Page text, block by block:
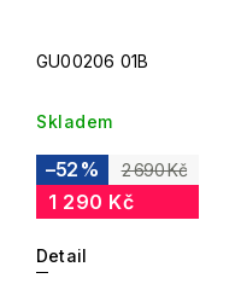
GU00206 01B
Skladem
2 690 Kč
–52 %
1 290 Kč
Detail